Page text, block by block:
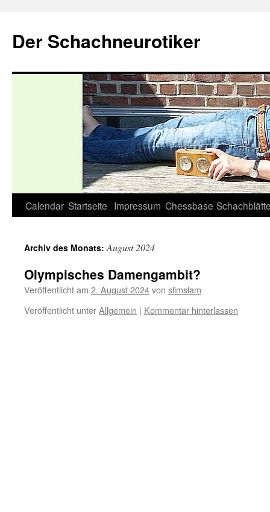
springen
Der Schachneurotiker
Calendar Startseite Impressum Chessbase
Archiv des Monats:August 2024
Olympisches Damengambit?
Veröffentlicht am 2. August 2024von slimslam
Veröffentlicht unterAllgemein | Kommentar hinterlassen